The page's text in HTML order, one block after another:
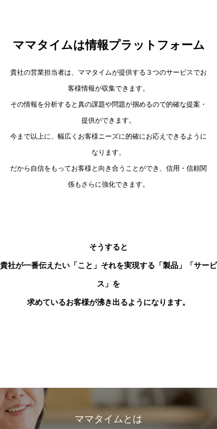
ママタイムは情報プラットフォーム
貴社の営業担当者は、ママタイムが提供する３つのサービスでお
客様情報が収集できます。
その情報を分析すると真の課題や問題が掴めるので的確な提案・
提供ができます。
今まで以上に、幅広くお客様ニーズに的確にお応えできるように
なります。
だから自信をもってお客様と向き合うことができ、信用・信頼関
係もさらに強化できます。
そうすると
貴社が一番伝えたい「こと」それを実現する「製品」「サービ
ス」を
求めているお客様が沸き出るようになります。
ママタイムとは